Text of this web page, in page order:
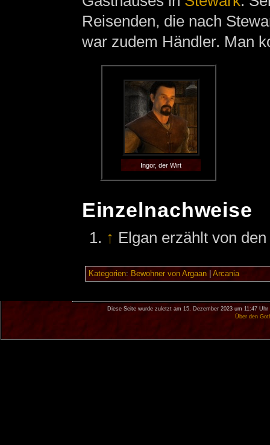
Reisenden, die nach
war zudem Händler. Man
Ingor, der Wirt
Einzelnachweise
↑ Elgan erzählt von
Kategorien: Bewohner von Argaan| Arcania
Diese Seite wurde zuletzt am 15. Dezember 2023 um 11:47 Uhr
Über den